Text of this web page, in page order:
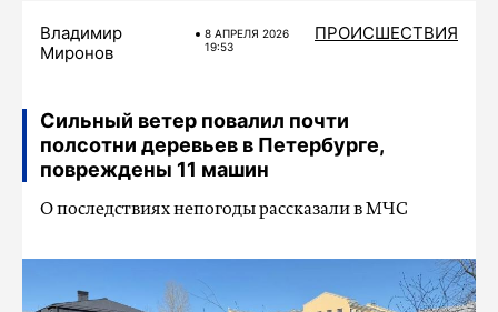
Владимир
Миронов
8 АПРЕЛЯ 2026
19:53
ПРОИСШЕСТВИЯ
Сильный ветер повалил почти
полсотни деревьев в Петербурге,
повреждены 11 машин
О последствиях непогоды рассказали в МЧС